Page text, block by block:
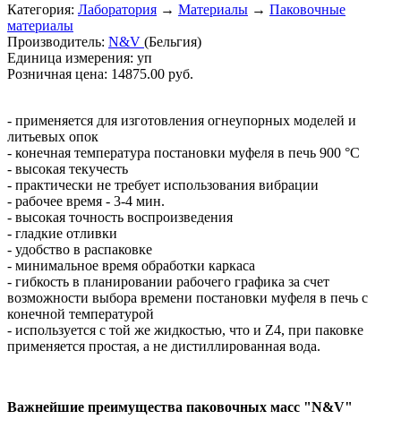
Категория: Лаборатория → Материалы → Паковочные
материалы
Производитель: N&V (Бельгия)
Единица измерения: уп
Розничная цена: 14875.00 руб.
- применяется для изготовления огнеупорных моделей и
литьевых опок
- конечная температура постановки муфеля в печь 900 °С
- высокая текучесть
- практически не требует использования вибрации
- рабочее время - 3-4 мин.
- высокая точность воспроизведения
- гладкие отливки
- удобство в распаковке
- минимальное время обработки каркаса
- гибкость в планировании рабочего графика за счет
возможности выбора времени постановки муфеля в печь с
конечной температурой
- используется с той же жидкостью, что и Z4, при паковке
применяется простая, а не дистиллированная вода.
Важнейшие преимущества паковочных масс "N&V"